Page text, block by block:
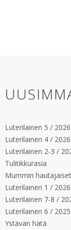
Luterilainen 5 / 2026
Luterilainen 4 / 2026
Luterilainen 2-3 /
Tulitikkurasia
Mummin hautajaiset
Luterilainen 1 / 2026
Luterilainen 7-8 /
Luterilainen 6 / 2025
Ystävän hätä